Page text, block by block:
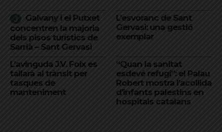
Galvany i el Putxet
concentren la majoria
dels pisos turístics de
Sarrià – Sant Gervasi
L’esvoranc de Sant
Gervasi: una gestió
exemplar
L’avinguda J.V. Foix es
tallarà al trànsit per
tasques de
manteniment
“Quan la sanitat
esdevé refugi”: el Palau
Robert mostra l’acollida
d’infants palestins en
hospitals catalans